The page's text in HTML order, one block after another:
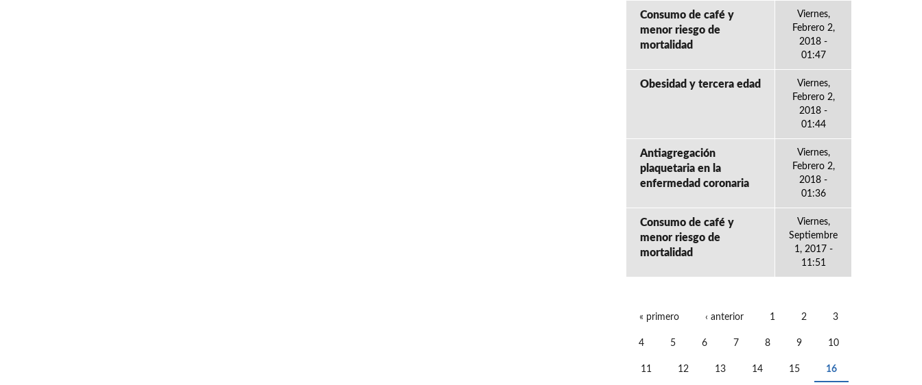
Consumo de café y
menor riesgo de
mortalidad
Viernes,
Febrero 2,
2018 -
01:47
Obesidad y tercera edad
Viernes,
Febrero 2,
2018 -
01:44
Antiagregación
plaquetaria en la
enfermedad coronaria
Viernes,
Febrero 2,
2018 -
01:36
Consumo de café y
menor riesgo de
mortalidad
Viernes,
Septiembre
1, 2017 -
11:51
« primero ‹ anterior 1 2 3
4 5 6 7 8 9 10
11 12 13 14 15 16